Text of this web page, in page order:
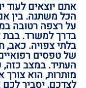
אתם יוצאים לעוד
הכל משתנה. בין
על רצפה רטובה
בדרך למשרד. בבת
בלתי צפויה. כאב,
של טפסים
העתיד. במצב כזה,
מותרות, הוא
לצדכם, יסביר